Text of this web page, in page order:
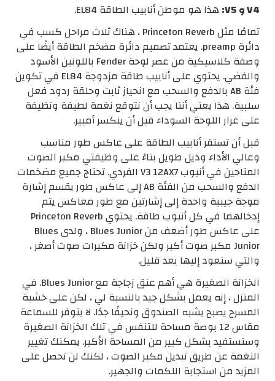
V4 و V5:
هذا هو موطن أنابيب الطاقة EL84.
تمامًا مثل Princeton Reverb ، هناك ثلاث مراحل كسب في
دائرة preamp. يعتمد تصميم دائرة مضخم الطاقة أيضًا على
وصفة كلاسيكية من عصر لوحة Fender باللونين الأسود
والفضي. يحتوي على أنابيب طاقة مزدوجة EL84 في تكوين
فئة AB بالدفع والسحب مع انحياز ثابت وحلقة ردود فعل
سلبية. هذا يعني أننا يجب أن نتوقع نغمة لطيفة ونظيفة
على غرار اللوحة السوداء قبل أن ينكسر أمبير.
قبل أن تستقر أنابيب الطاقة على عاكس طور مناسب
وعالي الأداء وذيل طويل بناءً على وظيفتي مكبر الصوت
المتاحين في أنبوب V3 12AX7 الفردي. تحتاج جميع مضخمات
الدفع والسحب من الفئة AB إلى عاكس طور يقسم إشارة
موجة جيبية واحدة إلى إشارتين مع طور معاكس يتم
إدخالهما في كل أنبوب طاقة. يحتوي Princeton Reverb
على عاكس طور أضعف من Blues Junior ، ولدى Blues
Junior مكبر صوت أكبر ولكن خزانة مكبرات صوت أصغر ،
والتي سنعود إليها بعد قليل.
الخزانة الصغيرة هي أهم عنق زجاجة مع Blues Junior. في
المنزل ، إنه يعمل بشكل جيد بالنسبة لي ، لكن على خشبة
المسرح يصبح يشبه الصندوق ونحيفًا جدًا. لا يتوفر للسماعة
مقاس 12 بوصة مساحة للتنفس في تلك الخزانة الصغيرة
وستستفيد بشكل كبير من المساحة الأكبر. يمكنك تغيير
النغمة عن طريق تبديل مكبر الصوت ، لكنك لن تحصل على
المزيد من استجابة اللكمات والجهير.